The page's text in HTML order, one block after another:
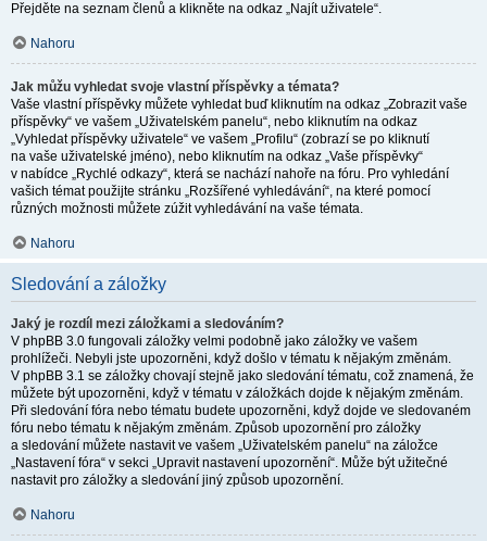
Přejděte na seznam členů a klikněte na odkaz „Najít uživatele“.
Nahoru
Jak můžu vyhledat svoje vlastní příspěvky a témata?
Vaše vlastní příspěvky můžete vyhledat buď kliknutím na odkaz „Zobrazit vaše
příspěvky“ ve vašem „Uživatelském panelu“, nebo kliknutím na odkaz
„Vyhledat příspěvky uživatele“ ve vašem „Profilu“ (zobrazí se po kliknutí
na vaše uživatelské jméno), nebo kliknutím na odkaz „Vaše příspěvky“
v nabídce „Rychlé odkazy“, která se nachází nahoře na fóru. Pro vyhledání
vašich témat použijte stránku „Rozšířené vyhledávání“, na které pomocí
různých možnosti můžete zúžit vyhledávání na vaše témata.
Nahoru
Sledování a záložky
Jaký je rozdíl mezi záložkami a sledováním?
V phpBB 3.0 fungovali záložky velmi podobně jako záložky ve vašem
prohlížeči. Nebyli jste upozorněni, když došlo v tématu k nějakým změnám.
V phpBB 3.1 se záložky chovají stejně jako sledování tématu, což znamená, že
můžete být upozorněni, když v tématu v záložkách dojde k nějakým změnám.
Při sledování fóra nebo tématu budete upozorněni, když dojde ve sledovaném
fóru nebo tématu k nějakým změnám. Způsob upozornění pro záložky
a sledování můžete nastavit ve vašem „Uživatelském panelu“ na záložce
„Nastavení fóra“ v sekci „Upravit nastavení upozornění“. Může být užitečné
nastavit pro záložky a sledování jiný způsob upozornění.
Nahoru